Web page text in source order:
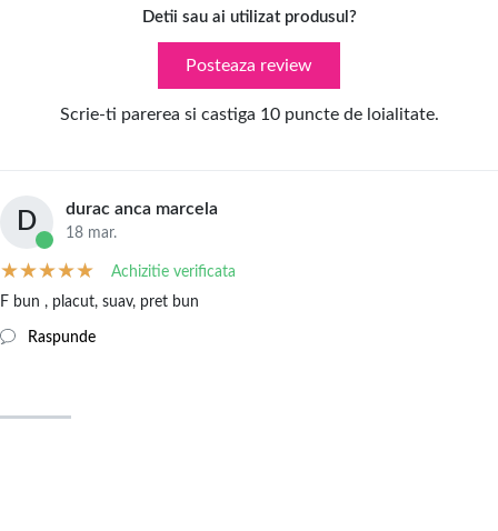
Detii sau ai utilizat produsul?
Posteaza review
Scrie-ti parerea si castiga 10 puncte de loialitate.
D durac anca marcela
18 mar.
Achizitie verificata
F bun , placut, suav, pret bun
Raspunde